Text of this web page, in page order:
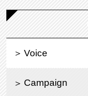
Voice
Campaign